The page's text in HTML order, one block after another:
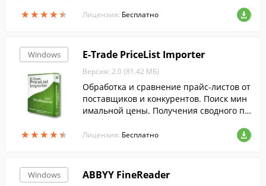
★★★★★
★★★★★ Лицензия: Бесплатно
Windows
★★★★★
★★★★★
E-Trade PriceList Importer
Версия: 2.0 (81.42 МБ)
Обработка и сравнение прайс-листов от
поставщиков и конкурентов. Поиск мин
имальной цены. Получения сводного пр
Лицензия: Бесплатно
Windows ABBYY FineReader